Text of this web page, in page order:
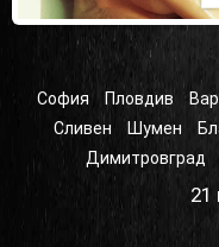
София Пловдив
Сливен
Шумен
Димитровград
21